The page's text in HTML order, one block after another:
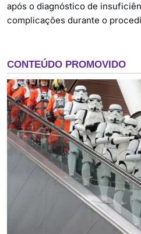
após o diagnóstico de
complicações durante o